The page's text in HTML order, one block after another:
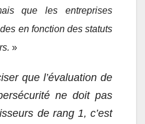
que les entreprises
en fonction des statuts
»
que l’évaluation de
ne doit pas
de rang 1, c’est